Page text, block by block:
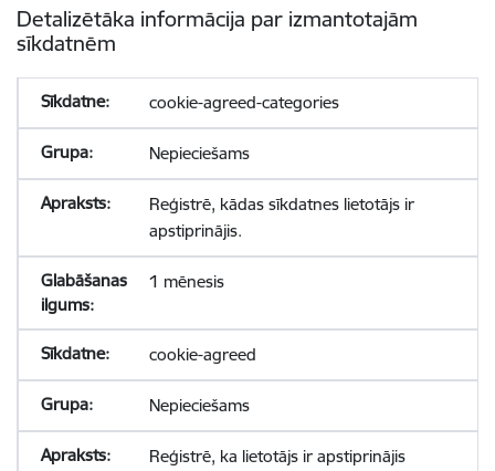
Detalizētāka informācija par izmantotajām
sīkdatnēm
cookie-agreed-categories
Nepieciešams
Reģistrē, kādas sīkdatnes lietotājs ir
apstiprinājis.
1 mēnesis
cookie-agreed
Nepieciešams
Reģistrē, ka lietotājs ir apstiprinājis